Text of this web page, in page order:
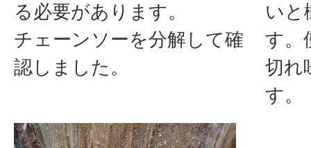
る必要があります。
チェーンソーを分解して確
認しました。
いと
す。
切れ
す。